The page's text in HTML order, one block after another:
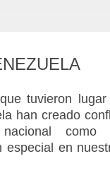
tuvieron
han creado
como
especial en